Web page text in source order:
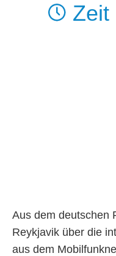
Zeit
Aus dem deutschen
Reykjavik über die
aus dem